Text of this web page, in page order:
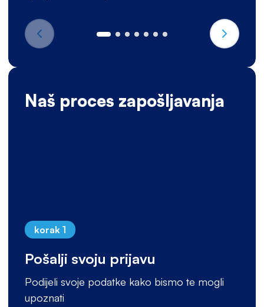
Naš proces zapošljavanja
korak 1
Pošalji svoju prijavu
Podijeli svoje podatke kako bismo te mogli
upoznati